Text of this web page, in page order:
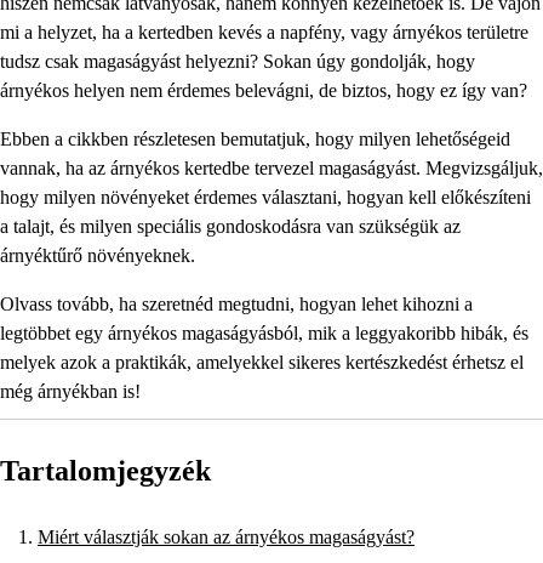
mi a helyzet, ha a kertedben kevés a napfény, vagy árnyékos területre
tudsz csak magaságyást helyezni? Sokan úgy gondolják, hogy
árnyékos helyen nem érdemes belevágni, de biztos, hogy ez így van?
Ebben a cikkben részletesen bemutatjuk, hogy milyen lehetőségeid
vannak, ha az árnyékos kertedbe tervezel magaságyást. Megvizsgáljuk,
hogy milyen növényeket érdemes választani, hogyan kell előkészíteni
a talajt, és milyen speciális gondoskodásra van szükségük az
árnyéktűrő növényeknek.
Olvass tovább, ha szeretnéd megtudni, hogyan lehet kihozni a
legtöbbet egy árnyékos magaságyásból, mik a leggyakoribb hibák, és
melyek azok a praktikák, amelyekkel sikeres kertészkedést érhetsz el
még árnyékban is!
Tartalomjegyzék
Miért választják sokan az árnyékos magaságyást?